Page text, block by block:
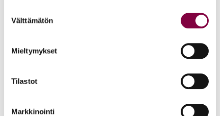
valinta
Välttämätön
Mieltymykset
Tilastot
Markkinointi
Akava, SAK ja STTK: Palkkavarmuus vahvistaa